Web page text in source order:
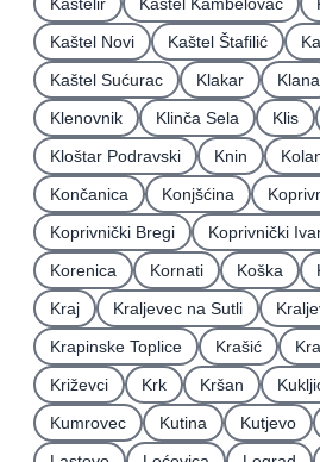
Kaštel Novi
Kaštel Štafilić
Kaštel Sućurac
Klakar Klana
Klenovnik
Klinča Sela Klis
Kloštar Podravski
Knin
Končanica
Konjšćina
Koprivnički Bregi
Koprivnički
Korenica
Kornati Koška
Kraj
Kraljevec na Sutli
Krapinske Toplice
Krašić
Križevci
Krk Kršan
Kumrovec
Kutina Kutjevo